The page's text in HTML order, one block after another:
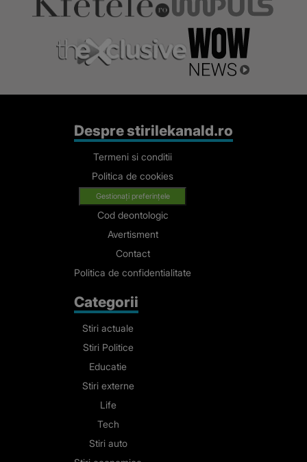
Despre stirilekanald.ro
Termeni si conditii
Politica de cookies
Gestionați preferințele
Cod deontologic
Avertisment
Contact
Politica de confidentialitate
Categorii
Stiri actuale
Stiri Politice
Educatie
Stiri externe
Life
Tech
Stiri auto